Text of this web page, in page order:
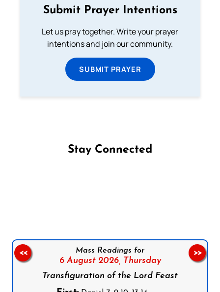
Submit Prayer Intentions
Let us pray together. Write your prayer
intentions and join our community.
SUBMIT PRAYER
Stay Connected
Mass Readings for
6 August 2026,
Thursday
Transfiguration of the Lord Feast
<< >>